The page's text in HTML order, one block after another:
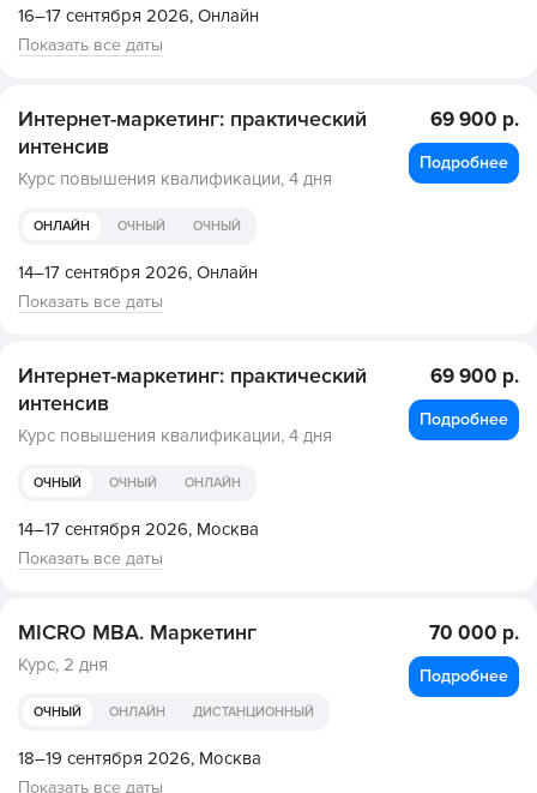
16–17 сентября 2026, Онлайн
Показать все даты
Интернет-маркетинг: практический
интенсив
Курс повышения квалификации, 4 дня
ОНЛАЙН ОЧНЫЙ ОЧНЫЙ
14–17 сентября 2026, Онлайн
Показать все даты
69 900 р.
Подробнее
Интернет-маркетинг: практический
интенсив
Курс повышения квалификации, 4 дня
ОЧНЫЙ ОЧНЫЙ ОНЛАЙН
14–17 сентября 2026, Москва
Показать все даты
69 900 р.
Подробнее
MICRO MBA. Маркетинг
Курс, 2 дня
ОЧНЫЙ ОНЛАЙН ДИСТАНЦИОННЫЙ
18–19 сентября 2026, Москва
Показать все даты
70 000 р.
Подробнее